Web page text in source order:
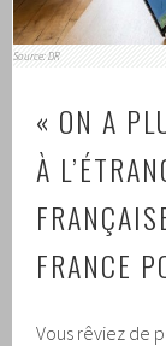
Source: DR
« ON A
À
FRANCE
Vous rêviez de